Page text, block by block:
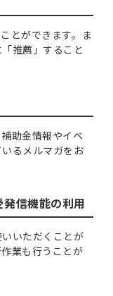
とができます。ま
推薦」すること
助金情報やイベ
るメルマガをお
信機能の利用
いただくことが
業も行うことが